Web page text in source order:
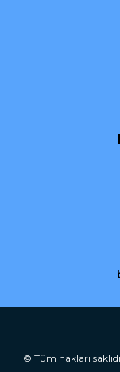
© Tüm hakları